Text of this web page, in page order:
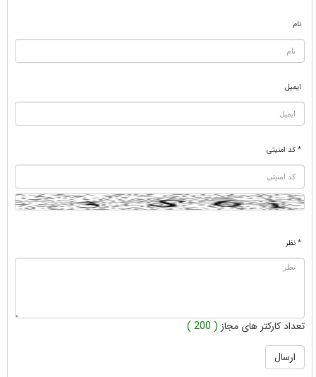
نام
ایمیل
* کد امنیتی
* نظر
تعداد کارکتر های مجاز ( 200 )